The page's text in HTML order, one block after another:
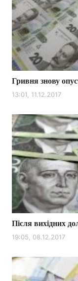
Гривня знову
13:01, 11.12.2017
Після вихідних
19:05, 08.12.2017